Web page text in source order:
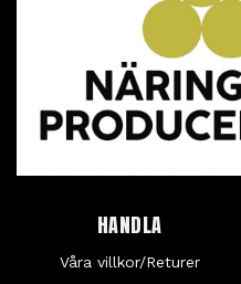
HANDLA
Våra villkor/Returer